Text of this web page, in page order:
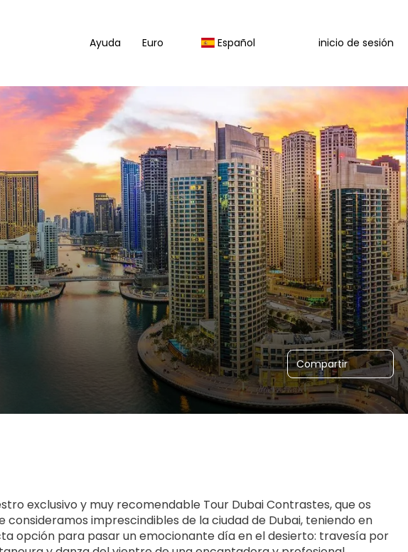
Ayuda Euro Español inicio de sesión
Compartir
exclusivo y muy recomendable Tour Dubai Contrastes, que os
imprescindibles de la ciudad de Dubai, teniendo en
opción para pasar un emocionante día en el desierto: travesía por